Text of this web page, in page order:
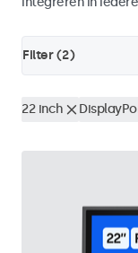
Filter (2)
22 inch